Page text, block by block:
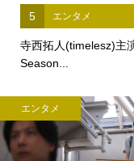
5 エンタメ
寺西拓人(timelesz)主
Season...
エンタメ